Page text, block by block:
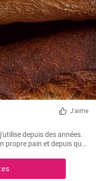
J'aime
depuis des années.
propre pain et depuis que